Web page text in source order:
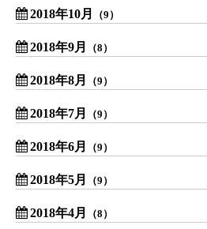
2018年10月 （9）
2018年9月 （8）
2018年8月 （9）
2018年7月 （9）
2018年6月 （9）
2018年5月 （9）
2018年4月 （8）